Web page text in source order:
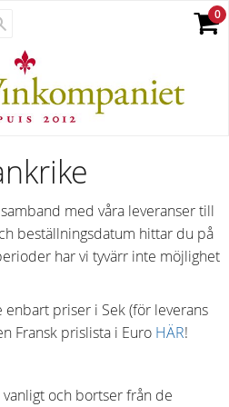
med våra leveranser till
beställningsdatum hittar du på
har vi tyvärr inte möjlighet
priser i Sek (för leverans
Fransk prislista i Euro HÄR!
och bortser från de